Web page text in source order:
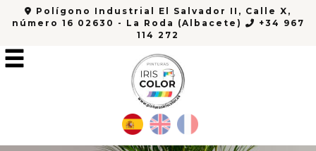
Polígono Industrial El Salvador II, Calle X,
número 16 02630 - La Roda (Albacete)
+34 967
114 272